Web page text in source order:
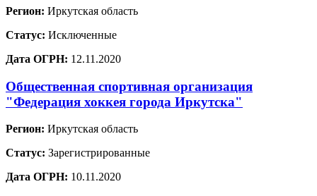
Регион: Иркутская область
Статус: Исключенные
Дата ОГРН: 12.11.2020
Общественная спортивная организация
"Федерация хоккея города Иркутска"
Регион: Иркутская область
Статус: Зарегистрированные
Дата ОГРН: 10.11.2020